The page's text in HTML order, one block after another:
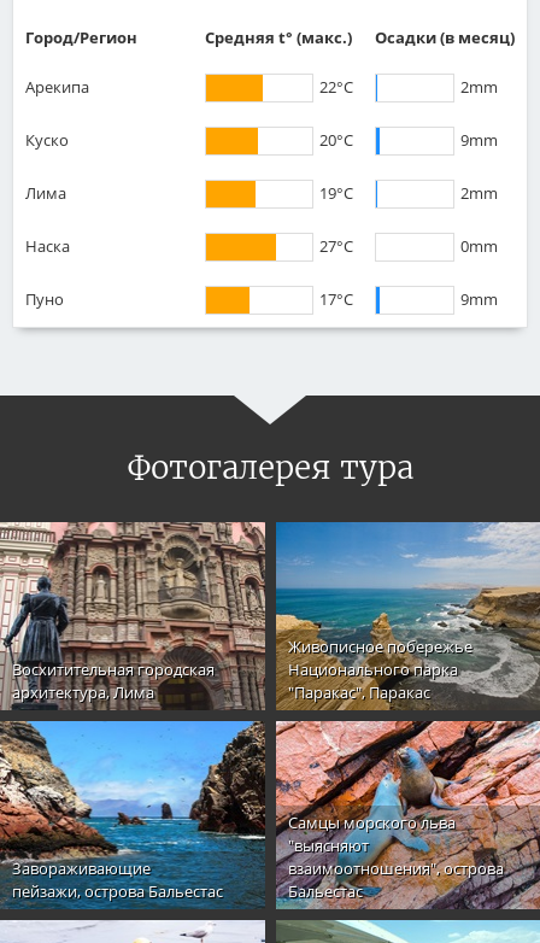
Город/Регион Средняя t° (макс.) Осадки(в месяц)
Арекипа 22°C 2mm
Куско 20°C 9mm
Лима 19°C 2mm
Наска 27°C 0mm
Пуно 17°C 9mm
Фотогалерея тура
Восхитительная городская
архитектура, Лима
Живописное побережье
Национального парка
"Паракас", Паракас
Завораживающие
пейзажи, острова Бальестас
Самцы морского льва
"выясняют
взаимоотношения", острова
Бальестас